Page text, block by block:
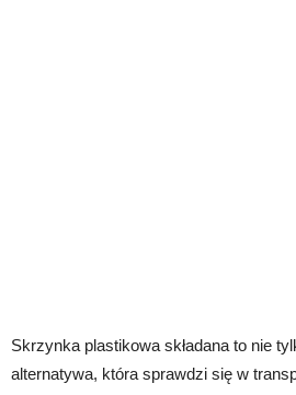
Skrzynka plastikowa składana to nie
alternatywa, która sprawdzi się w